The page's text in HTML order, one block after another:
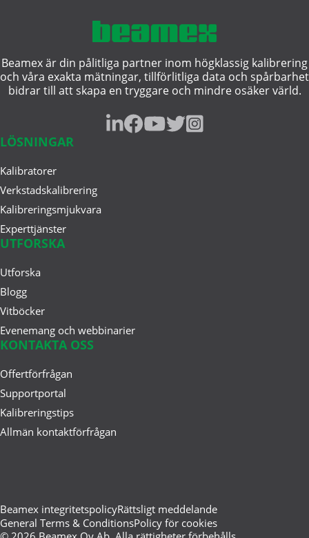
maj 14, 2025
Kalibreringsdokumentationens
Integrerade system för hantering
av kalibreringsunderhåll
Beamex är din pålitliga partner inom högklassig kalibrering
och våra exakta mätningar, tillförlitliga data och spårbarhet
bidrar till att skapa en tryggare och mindre osäker värld.
LÖSNINGAR
Kalibratorer
Verkstadskalibrering
Kalibreringsmjukvara
Experttjänster
UTFORSKA
Utforska
Blogg
Vitböcker
Evenemang och webbinarier
KONTAKTA OSS
Offertförfrågan
Supportportal
Kalibreringstips
Allmän kontaktförfrågan
Beamex integritetspolicyRättsligt meddelande
General Terms & ConditionsPolicy för cookies